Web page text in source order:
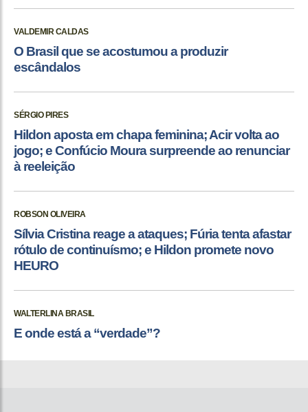
VALDEMIR CALDAS
O Brasil que se acostumou a produzir
escândalos
SÉRGIO PIRES
Hildon aposta em chapa feminina; Acir volta ao
jogo; e Confúcio Moura surpreende ao renunciar
à reeleição
ROBSON OLIVEIRA
Sílvia Cristina reage a ataques; Fúria tenta afastar
rótulo de continuísmo; e Hildon promete novo
HEURO
WALTERLINA BRASIL
E onde está a “verdade”?